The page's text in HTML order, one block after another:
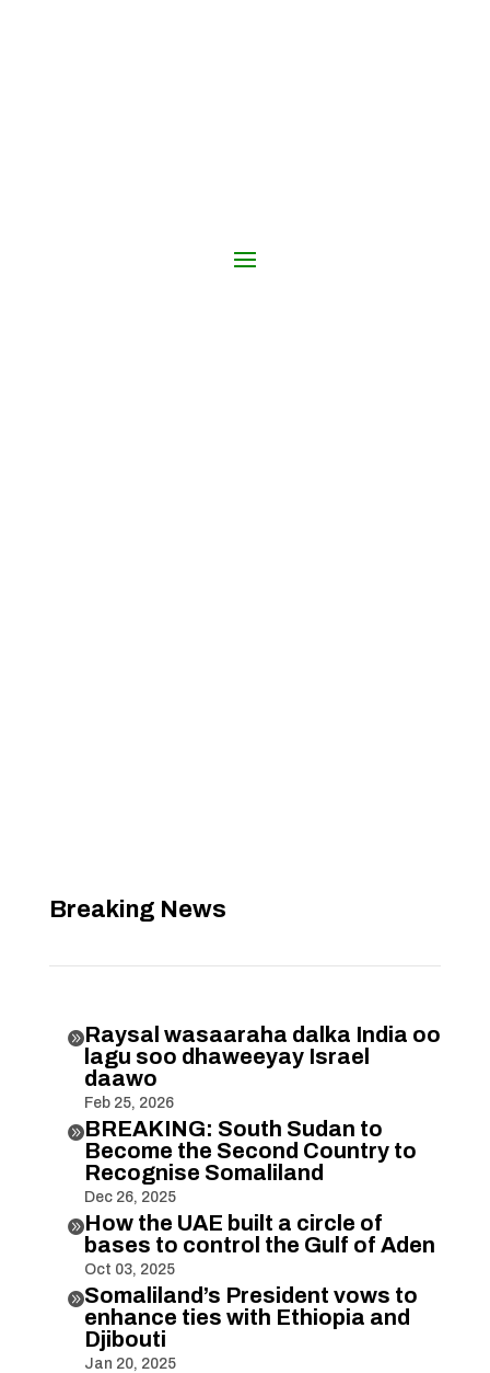
Breaking News
Raysal wasaaraha dalka India oo
lagu soo dhaweeyay Israel
daawo
Feb 25, 2026
BREAKING: South Sudan to
Become the Second Country to
Recognise Somaliland
Dec 26, 2025
How the UAE built a circle of
bases to control the Gulf of Aden
Oct 03, 2025
Somaliland’s President vows to
enhance ties with Ethiopia and
Djibouti
Jan 20, 2025